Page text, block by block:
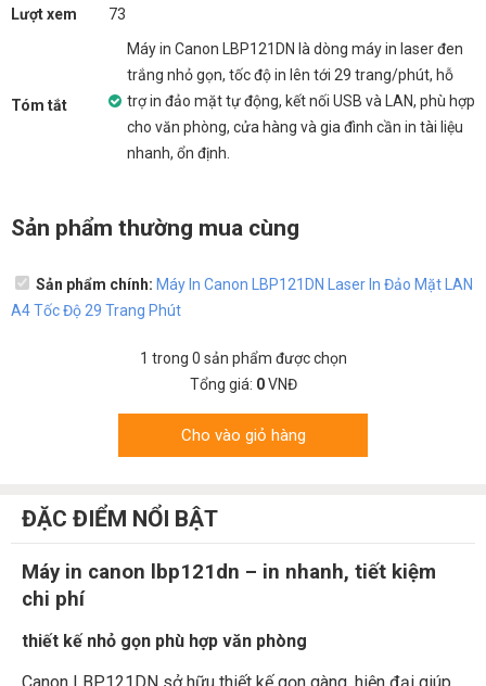
Lượt xem
73
Tóm tắt
Máy in Canon LBP121DN là dòng máy in laser đen
trắng nhỏ gọn, tốc độ in lên tới 29 trang/phút, hỗ
trợ in đảo mặt tự động, kết nối USB và LAN, phù hợp
cho văn phòng, cửa hàng và gia đình cần in tài liệu
nhanh, ổn định.
Sản phẩm thường mua cùng
Sản phẩm chính: Máy In Canon LBP121DN Laser In Đảo Mặt LAN
A4 Tốc Độ 29 Trang Phút
1 trong 0 sản phẩm được chọn
Tổng giá: 0VNĐ
Cho vào giỏ hàng
ĐẶC ĐIỂM NỔI BẬT
Máy in canon lbp121dn – in nhanh, tiết kiệm
chi phí
thiết kế nhỏ gọn phù hợp văn phòng